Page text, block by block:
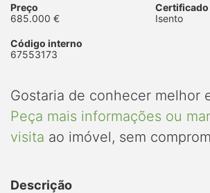
Preço
685.000 €
Isento
Código interno
67553173
Gostaria de conhecer melhor
Peça mais informações ou
visita ao imóvel, sem
Descrição